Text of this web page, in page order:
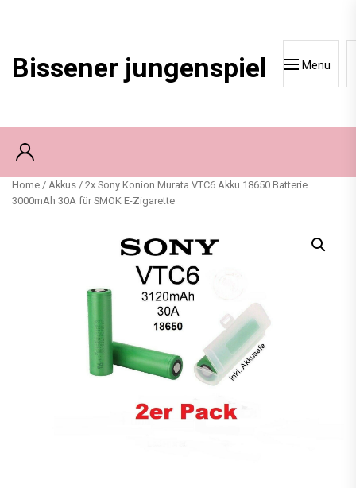
Bissener jungenspiel Menu
Home / Akkus / 2x Sony Konion Murata VTC6 Akku 18650 Batterie
3000mAh 30A für SMOK E-Zigarette